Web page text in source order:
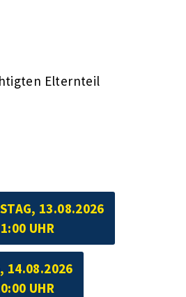
Elternteil
13.08.2026
UHR
14.08.2026
UHR